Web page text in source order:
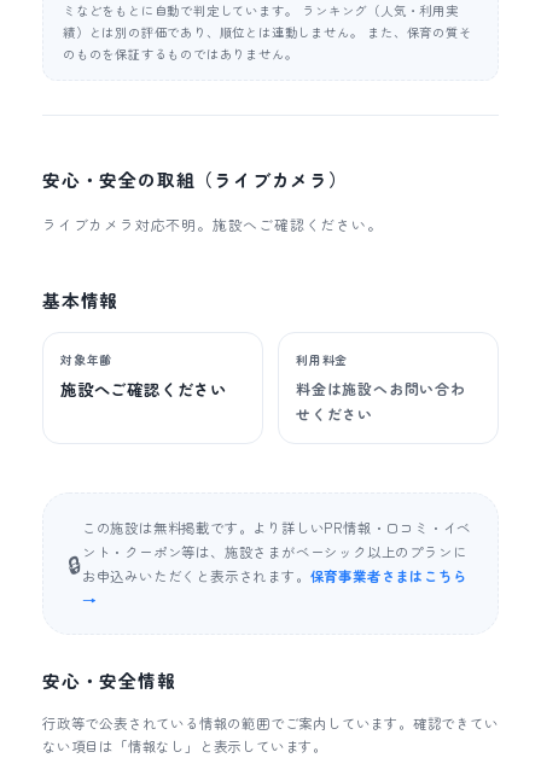
ミなどをもとに自動で判定しています。 ランキング（人気・利用実
績）とは別の評価であり、順位とは連動しません。 また、保育の質そ
のものを保証するものではありません。
安心・安全の取組（ライブカメラ）
ライブカメラ対応不明。施設へご確認ください。
基本情報
対象年齢
施設へご確認ください
利用料金
料金は施設へお問い合わ
せください
🔒
この施設は無料掲載です。より詳しいPR情報・口コミ・イベ
ント・クーポン等は、施設さまがベーシック以上のプランに
お申込みいただくと表示されます。 保育事業者さまはこちら
→
安心・安全情報
行政等で公表されている情報の範囲でご案内しています。確認できてい
ない項目は「情報なし」と表示しています。